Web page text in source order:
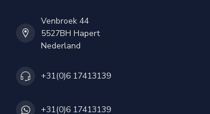
Venbroek 44
5527BH Hapert
Nederland
+31(0)6 17413139
+31(0)6 17413139